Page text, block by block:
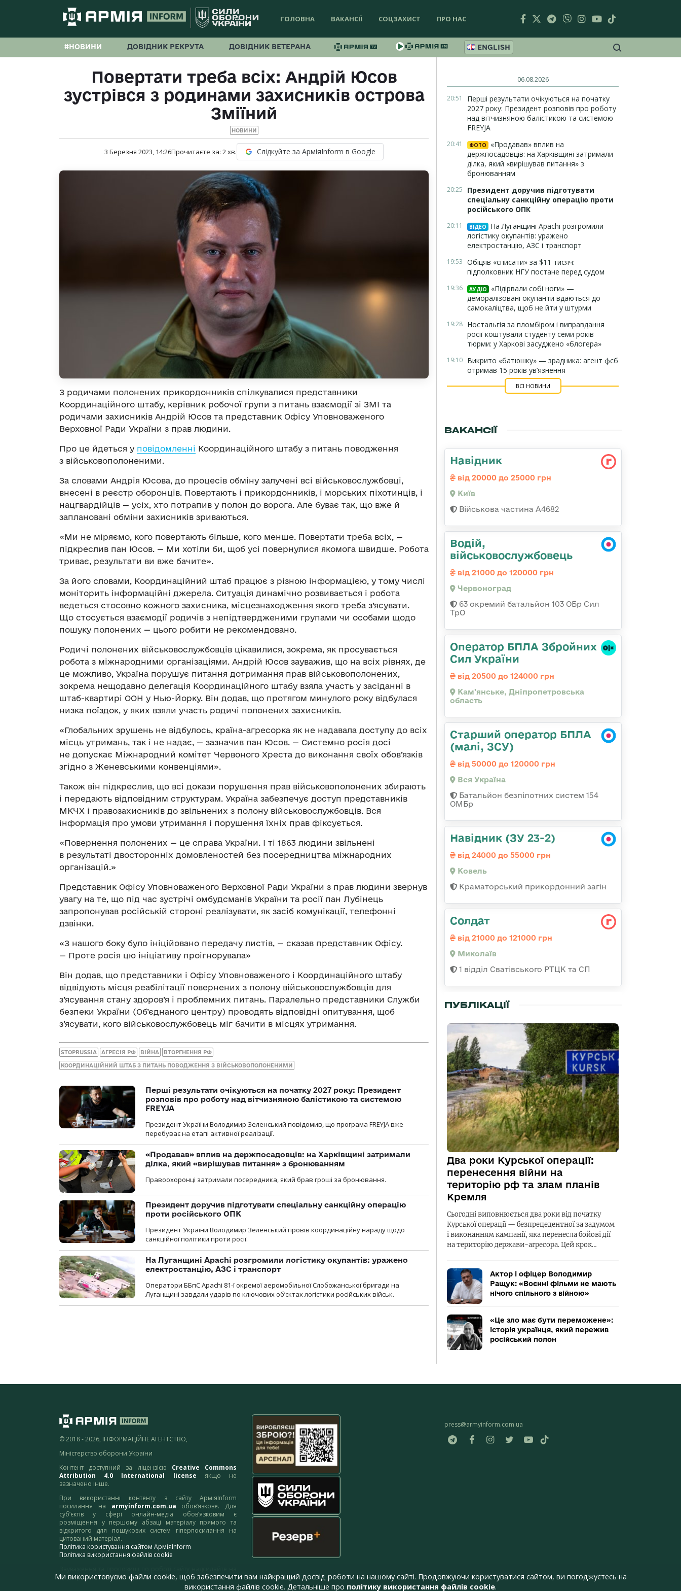
ГОЛОВНА ВАКАНСІЇ СОЦЗАХИСТ ПРО НАС
#НОВИНИ ДОВІДНИК РЕКРУТА ДОВІДНИК ВЕТЕРАНА ENGLISH
Повертати треба всіх: Андрій Юсов
зустрівся з родинами захисників острова
Зміїний
НОВИНИ
3 Березня 2023, 14:26Прочитаєте за: 2хв. Слідкуйте за АрміяInform в Google
З родичами полонених прикордонників спілкувалися представники
Координаційного штабу, керівник робочої групи з питань взаємодії зі ЗМІ та
родичами захисників Андрій Юсов та представник Офісу Уповноваженого
Верховної Ради України з прав людини.
Про це йдеться у повідомленні Координаційного штабу з питань поводження
з військовополоненими.
За словами Андрія Юсова, до процесів обміну залучені всі військовослужбовці,
внесені в реєстр оборонців. Повертають і прикордонників, і морських піхотинців, і
нацгвардійців — усіх, хто потрапив у полон до ворога. Але буває так, що вже й
заплановані обміни захисників зриваються.
«Ми не міряємо, кого повертають більше, кого менше. Повертати треба всіх, —
підкреслив пан Юсов. — Ми хотіли би, щоб усі повернулися якомога швидше. Робота
триває, результати ви вже бачите».
За його словами, Координаційний штаб працює з різною інформацією, у тому числі
моніторить інформаційні джерела. Ситуація динамічно розвивається і робота
ведеться стосовно кожного захисника, місцезнаходження якого треба з’ясувати.
Що стосується взаємодії родичів з непідтвердженими групами чи особами щодо
пошуку полонених — цього робити не рекомендовано.
Родичі полонених військовослужбовців цікавилися, зокрема, як просувається
робота з міжнародними організаціями. Андрій Юсов зауважив, що на всіх рівнях, де
це можливо, Україна порушує питання дотримання прав військовополонених,
зокрема нещодавно делегація Координаційного штабу взяла участь у засіданні в
штаб-квартирі ООН у Нью-Йорку. Він додав, що протягом минулого року відбулася
низка поїздок, у яких взяли участь родичі полонених захисників.
«Глобальних зрушень не відбулось, країна-агресорка як не надавала доступу до всіх
місць утримань, так і не надає, — зазначив пан Юсов. — Системно росія досі
не допускає Міжнародний комітет Червоного Хреста до виконання своїх обов’язків
згідно з Женевськими конвенціями».
Також він підкреслив, що всі докази порушення прав військовополонених збирають
і передають відповідним структурам. Україна забезпечує доступ представників
МКЧХ і правозахисників до звільнених з полону військовослужбовців. Вся
інформація про умови утримання і порушення їхніх прав фіксується.
«Повернення полонених — це справа України. І ті 1863 людини звільнені
в результаті двосторонніх домовленостей без посередництва міжнародних
організацій.»
Представник Офісу Уповноваженого Верховної Ради України з прав людини звернув
увагу на те, що під час зустрічі омбудсманів України та росії пан Лубінець
запропонував російській стороні реалізувати, як засіб комунікації, телефонні
дзвінки.
«З нашого боку було ініційовано передачу листів, — сказав представник Офісу.
— Проте росія цю ініціативу проігнорувала»
Він додав, що представники і Офісу Уповноваженого і Координаційного штабу
відвідують місця реабілітації повернених з полону військовослужбовців для
з’ясування стану здоров’я і проблемних питань. Паралельно представники Служби
безпеки України (Об’єднаного центру) проводять відповідні опитування, щоб
з’ясувати, кого військовослужбовець міг бачити в місцях утримання.
STOPRUSSIA АГРЕСІЯ РФ ВІЙНА ВТОРГНЕННЯ РФ
КООРДИНАЦІЙНИЙ ШТАБ З ПИТАНЬ ПОВОДЖЕННЯ З ВІЙСЬКОВОПОЛОНЕНИМИ
Перші результати очікуються на початку 2027 року: Президент
розповів про роботу над вітчизняною балістикою та системою
FREYJA
Президент України Володимир Зеленський повідомив, що програма FREYJA вже
перебуває на етапі активної реалізації.
«Продавав» вплив на держпосадовців: на Харківщині затримали
ділка, який «вирішував питання» з бронюванням
Правоохоронці затримали посередника, який брав гроші за бронювання.
Президент доручив підготувати спеціальну санкційну операцію
проти російського ОПК
Президент України Володимир Зеленський провів координаційну нараду щодо
санкційної політики проти росії.
На Луганщині Apachi розгромили логістику окупантів: уражено
електростанцію, АЗС і транспорт
Оператори ББпС Apachi 81-ї окремої аеромобільної Слобожанської бригади на
Луганщині завдали ударів по ключових об’єктах логістики російських військ.
06.08.2026
20:51
Перші результати очікуються на початку
2027 року: Президент розповів про роботу
над вітчизняною балістикою та системою
FREYJA
20:41 ФОТО
«Продавав» вплив на
держпосадовців: на Харківщині затримали
ділка, який «вирішував питання» з
бронюванням
20:25
Президент доручив підготувати
спеціальну санкційну операцію проти
російського ОПК
20:11 ВІДЕО
На Луганщині Apachi розгромили
логістику окупантів: уражено
електростанцію, АЗС і транспорт
19:53 Обіцяв «списати» за $11 тисяч:
підполковник НГУ постане перед судом
19:36 АУДІО
«Підірвали собі ноги» —
деморалізовані окупанти вдаються до
самокаліцтва, щоб не йти у штурми
19:28 Ностальгія за пломбіром і виправдання
росії коштували студенту семи років
тюрми: у Харкові засуджено «блогера»
19:10 Викрито «батюшку» — зрадника: агент фсб
отримав 15 років ув’язнення
ВСІ НОВИНИ
ВАКАНСІЇ
Навідник
від 20000 до 25000 грн
Київ
Військова частина А4682
Водій,
військовослужбовець
від 21000 до 120000 грн
Червоноград
63 окремий батальйон 103 ОБр Сил
ТрО
Оператор БПЛА Збройних
Сил України
від 20500 до 124000 грн
Кам'янське, Дніпропетровська
область
Старший оператор БПЛА
(малі, ЗСУ)
від 50000 до 120000 грн
Вся Україна
Батальйон безпілотних систем 154
ОМБр
Навідник (ЗУ 23-2)
від 24000 до 55000 грн
Ковель
Краматорський прикордонний загін
Солдат
від 21000 до 121000 грн
Миколаїв
1 відділ Сватівського РТЦК та СП
ПУБЛІКАЦІЇ
Два роки Курської операції:
перенесення війни на
територію рф та злам планів
Кремля
Сьогодні виповнюється два роки від початку
Курської операції — безпрецедентної за задумом
і виконанням кампанії, яка перенесла бойові дії
на територію держави-агресора. Цей крок…
Актор і офіцер Володимир
Ращук: «Воєнні фільми не мають
нічого спільного з війною»
«Це зло має бути переможене»:
історія українця, який пережив
російський полон
© 2018 - 2026, ІНФОРМАЦІЙНЕ АГЕНТСТВО,
Міністерство оборони України
Контент доступний за ліцензією Creative Commons
Attribution 4.0 International license якщо не
зазначено інше.
При використанні контенту з сайту АрміяInform
посилання на armyinform.com.ua обов’язкове. Для
суб’єктів у сфері онлайн-медіа обов’язковим є
розміщення у першому абзаці матеріалу прямого та
відкритого для пошукових систем гіперпосилання на
цитований матеріал.
Політика користування сайтом АрміяInform
Політика використання файлів cookie
адресу:webmaster@armyinform.com.ua
press@armyinform.com.ua
Ми використовуємо файли cookie, щоб забезпечити вам найкращий досвід роботи на нашому сайті. Продовжуючи користуватися сайтом, ви погоджуєтесь на
використання файлів cookie. Детальніше про політику використання файлів cookie.